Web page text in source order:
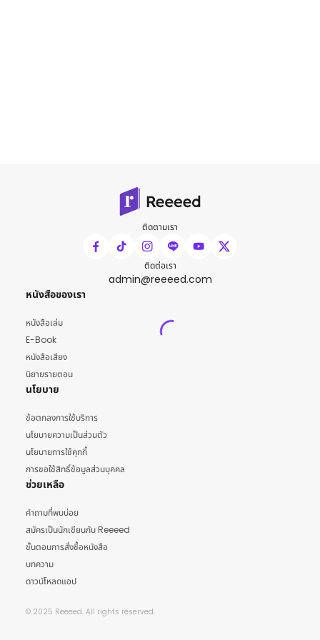
ติดตามเรา
ติดต่อเรา
admin@reeeed.com
หนังสือของเรา
หนังสือเล่ม
E-Book
หนังสือเสียง
นิยายรายตอน
นโยบาย
ข้อตกลงการใช้บริการ
นโยบายความเป็นส่วนตัว
นโยบายการใช้คุกกี้
การขอใช้สิทธิ์ข้อมูลส่วนบุคคล
ช่วยเหลือ
คำถามที่พบบ่อย
สมัครเป็นนักเขียนกับ Reeeed
ขั้นตอนการสั่งซื้อหนังสือ
บทความ
ดาวน์โหลดแอป
© 2025 Reeeed. All rights reserved.